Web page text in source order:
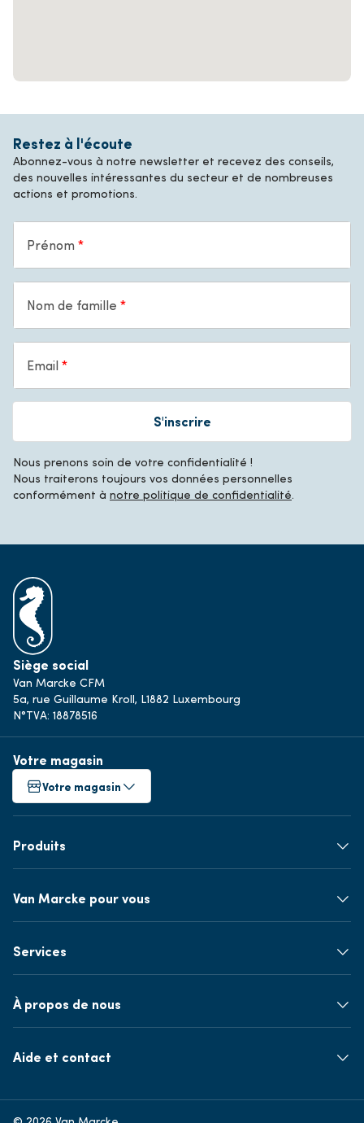
Restez à l'écoute
Abonnez-vous à notre newsletter et recevez des conseils,
des nouvelles intéressantes du secteur et de nombreuses
actions et promotions.
Prénom
Nom de famille
Email
S'inscrire
Nous prenons soin de votre confidentialité !
Nous traiterons toujours vos données personnelles
conformément à notre politique de confidentialité.
Siège social
Van Marcke CFM
5a, rue Guillaume Kroll, L1882 Luxembourg
N°TVA: 18878516
Votre magasin
Votre magasin
Produits
Van Marcke pour vous
Services
À propos de nous
Aide et contact